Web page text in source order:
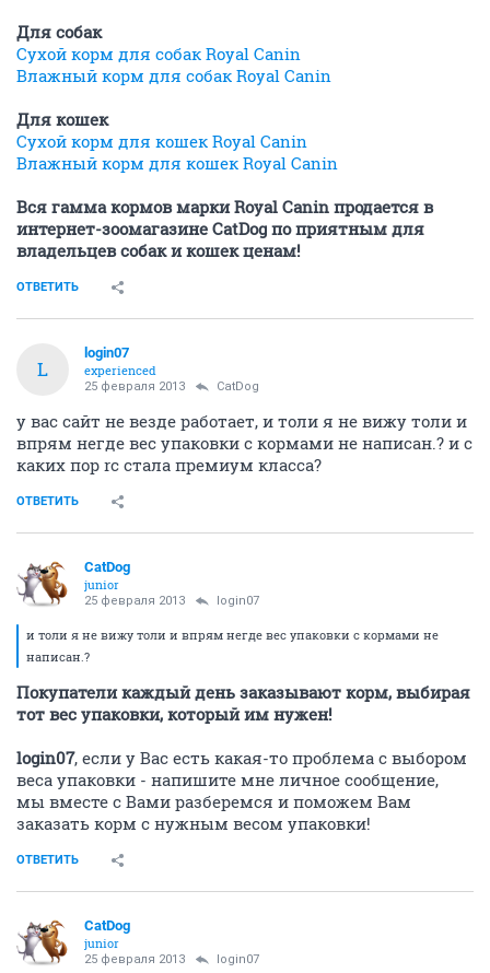
Для собак
Сухой корм для собак Royal Canin
Влажный корм для собак Royal Canin
Для кошек
Сухой корм для кошек Royal Canin
Влажный корм для кошек Royal Canin
Вся гамма кормов марки Royal Canin продается в
интернет-зоомагазине CatDog по приятным для
владельцев собак и кошек ценам!
ОТВЕТИТЬ
L
login07
experienced
25 февраля 2013 CatDog
у вас сайт не везде работает, и толи я не вижу толи и
впрям негде вес упаковки с кормами не написан.? и с
каких пор rc стала премиум класса?
ОТВЕТИТЬ
CatDog
junior
25 февраля 2013 login07
и толи я не вижу толи и впрям негде вес упаковки с кормами не
написан.?
Покупатели каждый день заказывают корм, выбирая
тот вес упаковки, который им нужен!
login07, если у Вас есть какая-то проблема с выбором
веса упаковки - напишите мне личное сообщение,
мы вместе с Вами разберемся и поможем Вам
заказать корм с нужным весом упаковки!
ОТВЕТИТЬ
CatDog
junior
25 февраля 2013 login07